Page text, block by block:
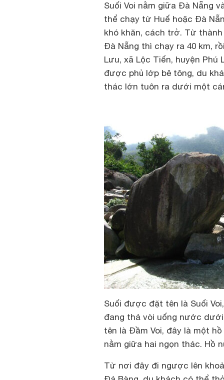
Suối Voi nằm giữa Đà Nẵng
thể chạy từ Huế hoặc Đà
khó khăn, cách trở. Từ
Đà Nẵng thì chạy ra 40 km,
Lưu, xã Lộc Tiến, huyện
được phủ lớp bê tông, du
thác lớn tuôn ra dưới một
Suối được đặt tên là Suối
đang thả vòi uống nước
tên là Đầm Voi, đây là một
nằm giữa hai ngọn thác. Hồ
Từ nơi đây đi ngược lên